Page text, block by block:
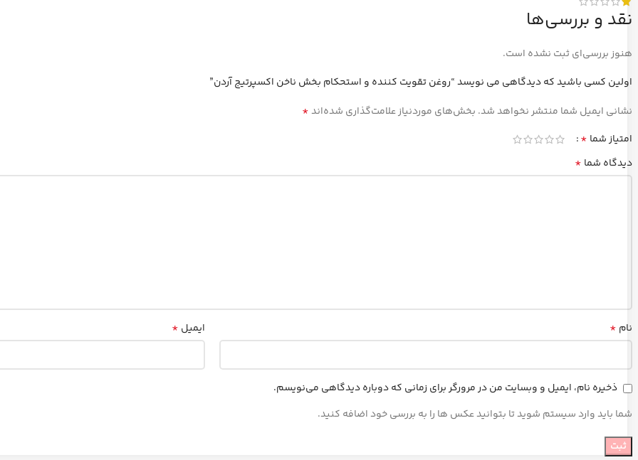
نقد و بررسی‌ها
هنوز بررسی‌ای ثبت نشده است.
اولین کسی باشید که دیدگاهی می نویسد “روغن تقویت کننده و استحکام بخش ناخن اکسپرتیج آردن”
نشانی ایمیل شما منتشر نخواهد شد. بخش‌های موردنیاز علامت‌گذاری شده‌اند*
امتیاز شما *
دیدگاه شما *
نام * ایمیل *
ذخیره نام، ایمیل و وبسایت من در مرورگر برای زمانی که دوباره دیدگاهی می‌نویسم.
شما باید وارد سیستم شوید تا بتوانید عکس ها را به بررسی خود اضافه کنید.